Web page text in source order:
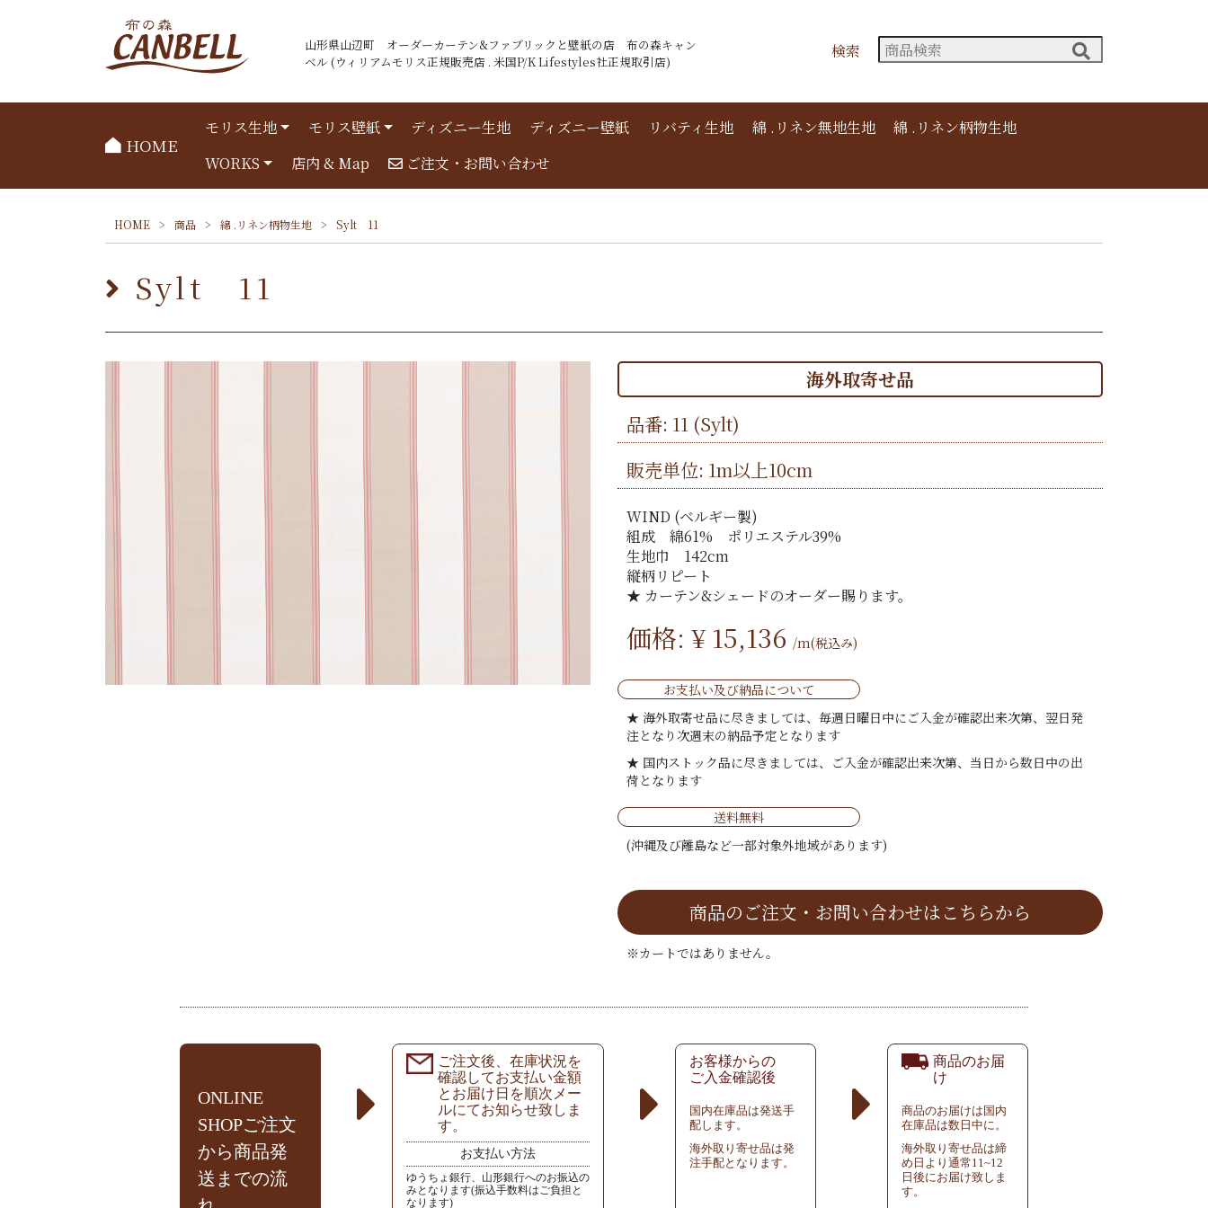
山形県山辺町 オーダーカーテン&ファブリックと壁紙の店 布の森キャン
ベル (ウィリアムモリス正規販売店 . 米国P/K Lifestyles社正規取引店)
検索
HOME
モリス生地 モリス壁紙 ディズニー生地 ディズニー壁紙 リバティ生地 綿 .リネン無地生地
綿 .リネン柄物生地
WORKS
店内 & Map ご注文・お問い合わせ
HOME > 商品 > 綿 .リネン柄物生地 > Sylt 11
Sylt 11
海外取寄せ品
品番: 11 (Sylt)
販売単位: 1m以上10cm
WIND (ベルギー製)
組成 綿61% ポリエステル39%
生地巾 142cm
縦柄リピート
★ カーテン&シェードのオーダー賜ります。
価格: ¥ 15,136 /m(税込み)
お支払い及び納品について
★ 海外取寄せ品に尽きましては、毎週日曜日中にご入金が確認出来次第、翌日発
注となり次週末の納品予定となります
★ 国内ストック品に尽きましては、ご入金が確認出来次第、当日から数日中の出
荷となります
送料無料
(沖縄及び離島など一部対象外地域があります)
商品のご注文・お問い合わせはこちらから
※カートではありません。
ONLINE
SHOPご注文
から商品発
送までの流
ご注文後、在庫状況を
確認してお支払い金額
とお届け日を順次メー
ルにてお知らせ致しま
す。
お支払い方法
ゆうちょ銀行、山形銀行へのお振込の
みとなります(振込手数料はご負担と
なります)
お客様からの
ご入金確認後
国内在庫品は発送手
配します。
海外取り寄せ品は発
注手配となります。
商品のお届
け
商品のお届けは国内
在庫品は数日中に。
海外取り寄せ品は締
め日より通常11~12
日後にお届け致しま
す。